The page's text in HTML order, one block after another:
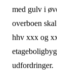
med gulv i
overboen
hhv xxx og
udfordringer.